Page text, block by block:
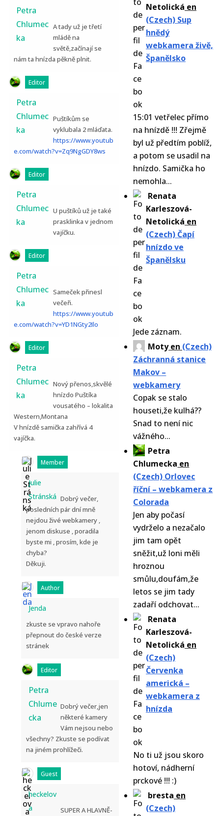
Netolická en
(Czech) Sup
hnědý
webkamera živě,
Španělsko
15:01 vetřelec přímo
na hnízdě !!! Zřejmě
byl už předtím poblíž,
a potom se usadil na
hnízdo. Samička ho
nemohla...
Renata
Karleszová-
Netolická en
(Czech) Čapí
hnízdo ve
Španělsku
Jede záznam.
Motyen (Czech)
Záchranná stanice
Makov –
webkamery
Copak se stalo
houseti,že kulhá??
Snad to není nic
vážného...
Petra
Chlumecka en
(Czech) Orlovec
říční – webkamera z
Colorada
Jen aby počasí
vydrželo a nezačalo
jim tam opět
sněžit,už loni měli
hroznou
smůlu,doufám,že
letos se jim tady
zadaří odchovat...
Renata
Karleszová-
Netolická en
(Czech)
Červenka
americká –
webkamera z
hnízda
No ti už jsou skoro
hotoví, nádherní
prckové !!! :)
bresta en
(Czech)
Petra
Chlumec
ka
A tady už je třetí
mládě na
světě,začínají se
nám ta hnízda pěkně plnit.
Editor
Petra
Chlumec
ka
Puštíkům se
vyklubala 2 mláďata.
https://www.youtub
e.com/watch?v=Zq9NgGDY8ws
Editor
Petra
Chlumec
ka
U puštíků už je také
prasklinka v jednom
vajíčku.
Editor
Petra
Chlumec
ka
Sameček přinesl
večeři.
https://www.youtub
e.com/watch?v=YD1NGty2Ilo
Editor
Petra
Chlumec
ka
Nový přenos,skvělé
hnízdo Puštíka
vousatého – lokalita
Western,Montana
V hnízdě samička zahřívá 4
vajíčka.
Member
Julie
Stránská Dobrý večer,
posledních pár dní mně
nejdou živé webkamery ,
jenom diskuse , poradila
byste mi , prosím, kde je
chyba?
Děkuji.
Author
Jenda
zkuste se vpravo nahoře
přepnout do české verze
stránek
Editor
Petra
Chlume
cka
Dobrý večer,jen
některé kamery
Vám nejsou nebo
všechny? Zkuste se podívat
na jiném prohlížeči.
Guest
heckelov
a
SUPER A HLAVNĚ-